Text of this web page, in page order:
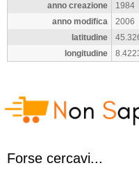
anno creazione
1984
anno modifica
2006
latitudine
longitudine
Forse cercavi...